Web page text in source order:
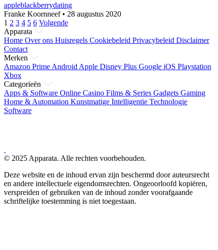
appleblackberrydating
Franke Koornneef• 28 augustus 2020
Berichten
paginering
1 2 3 4 5 6 Volgende
Apparata
Home Over ons Huisregels Cookiebeleid Privacybeleid Disclaimer
Contact
Merken
Amazon Prime Android Apple Disney Plus Google iOS Playstation
Xbox
Categorieën
Apps & Software Online Casino Films & Series Gadgets Gaming
Home & Automation Kunstmatige Intelligentie Technologie
Software
© 2025 Apparata. Alle rechten voorbehouden.
Deze website en de inhoud ervan zijn beschermd door auteursrecht
en andere intellectuele eigendomsrechten. Ongeoorloofd kopiëren,
verspreiden of gebruiken van de inhoud zonder voorafgaande
schriftelijke toestemming is niet toegestaan.